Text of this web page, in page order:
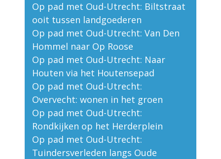
Op pad met Oud-Utrecht: Biltstraat
ooit tussen landgoederen
Op pad met Oud-Utrecht: Van Den
Hommel naar Op Roose
Op pad met Oud-Utrecht: Naar
Houten via het Houtensepad
Op pad met Oud-Utrecht:
Overvecht: wonen in het groen
Op pad met Oud-Utrecht:
Rondkijken op het Herderplein
Op pad met Oud-Utrecht:
Tuindersverleden langs Oude